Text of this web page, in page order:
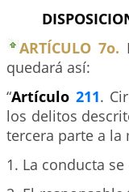
ARTÍCULO 7o.
quedará así:
“Artículo 211.
los delitos
tercera parte a la
1. La conducta